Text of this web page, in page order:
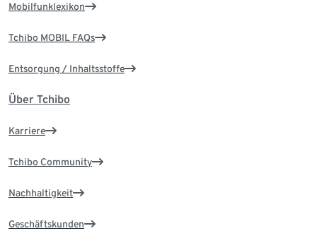
Mobilfunklexikon
Tchibo MOBIL FAQs
Entsorgung / Inhaltsstoffe
Über Tchibo
Karriere
Tchibo Community
Nachhaltigkeit
Geschäftskunden